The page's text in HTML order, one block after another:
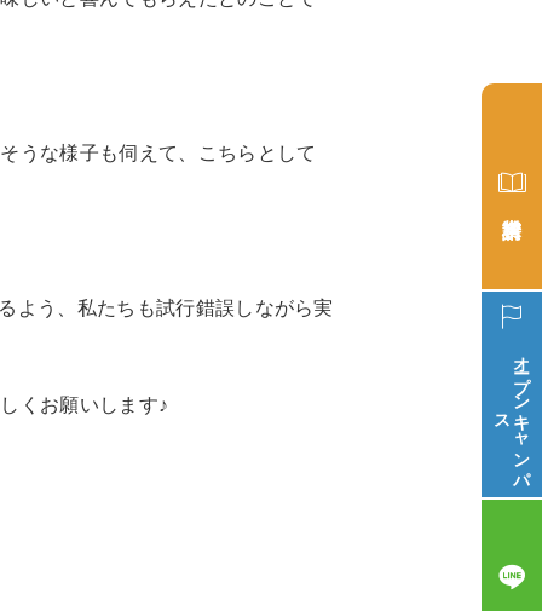
うな様子も伺えて、こちらとして
よう、私たちも試行錯誤しながら実
くお願いします♪
オープン
キ
ャ
ン
パ
ス